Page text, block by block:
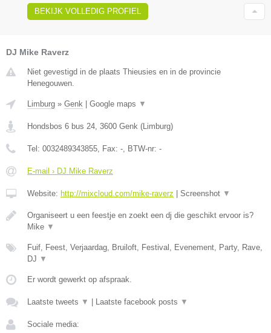
BEKIJK VOLLEDIG PROFIEL
DJ Mike Raverz
Niet gevestigd in de plaats Thieusies en in de provincie
Henegouwen.
Limburg » Genk | Google maps ▼
Hondsbos 6 bus 24 3600 Genk (Limburg)
Tel: 0032489343855 , Fax: - , BTW-nr: -
E-mail › DJ Mike Raverz
Website: http://mixcloud.com/mike-raverz | Screenshot ▼
Organiseert u een feestje en zoekt een dj die geschikt ervoor is?
Mike ▼
Fuif, Feest, Verjaardag, Bruiloft, Festival, Evenement, Party, Rave,
DJ ▼
Er wordt gewerkt op afspraak.
Laatste tweets ▼ | Laatste facebook posts ▼
Sociale media: